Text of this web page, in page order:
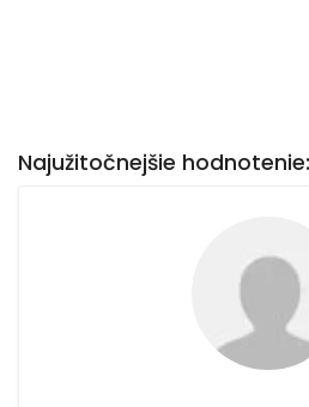
Najužitočnejšie hodnotenie: